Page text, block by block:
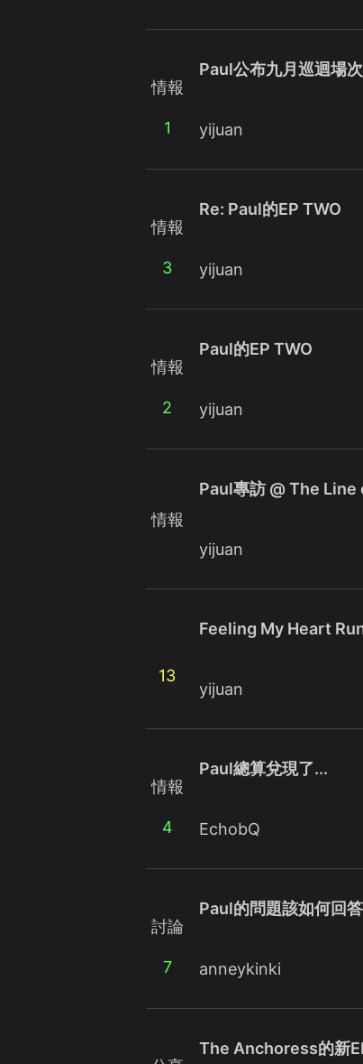
情報
1
Paul公布九月巡迴場次
yijuan
情報
3
Re: Paul的EP TWO
yijuan
情報
2
Paul的EP TWO
yijuan
情報
Paul專訪 @ The
yijuan
13
Feeling My Heart
yijuan
情報
4
Paul總算兌現了...
EchobQ
討論
7
Paul的問題該如何回
anneykinki
The Anchoress的新